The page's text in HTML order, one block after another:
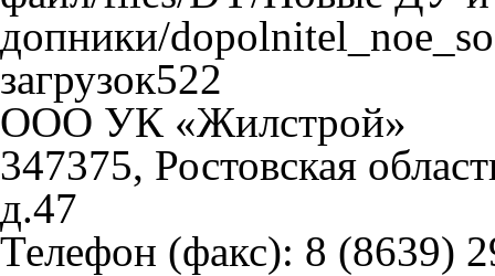
допники/
загрузок522
ООО УК «Жилстрой»
347375, Ростовская
д.47
Телефон (факс): 8 (8639)